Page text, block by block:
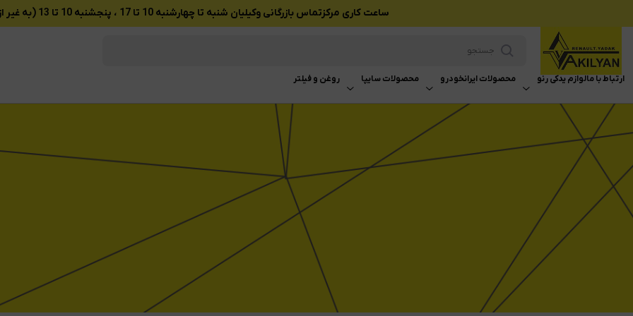
ساعت کاری مرکزتماس بازرگانی وکیلیان شنبه تا چهارشنبه 10 تا 17 ، پنجشنبه 10 تا 13 (به غیر از تعطیلات رسمی)
ارتباط با مالوازم یدکی رنو محصولات ایرانخودرو محصولات سایپا روغن و فیلتر